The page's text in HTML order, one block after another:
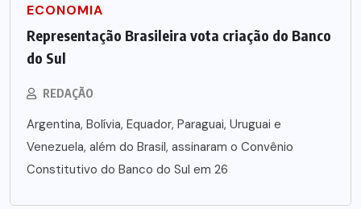
ECONOMIA
Representação Brasileira vota criação do Banco
do Sul
REDAÇÃO
Argentina, Bolívia, Equador, Paraguai, Uruguai e
Venezuela, além do Brasil, assinaram o Convênio
Constitutivo do Banco do Sul em 26